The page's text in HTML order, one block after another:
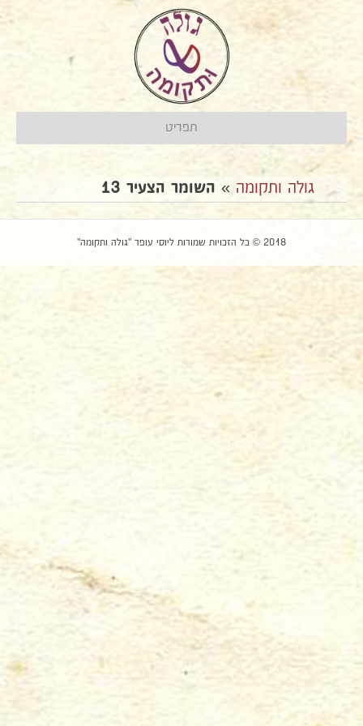
תפריט
גולה ותקומה » השומר הצעיר 13
2018 © כל הזכויות שמורות ליוסי עופר "גולה ותקומה"